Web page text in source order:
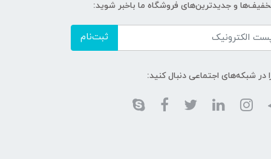
و جدیدترین‌های فروشگاه ما باخبر شوید:
ثبت‌نام
در شبکه‌های اجتماعی دنبال کنید: